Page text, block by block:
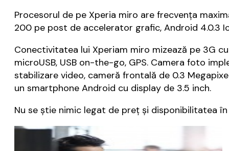
Procesorul de pe Xperia miro are frecvența
200 pe post de accelerator grafic, Android 4.0.3
Conectivitatea lui Xperiam miro mizează pe 3G
microUSB, USB on-the-go, GPS. Camera foto
stabilizare video, cameră frontală de 0.3
un smartphone Android cu display de 3.5 inch.
Nu se știe nimic legat de preț și disponibilitatea